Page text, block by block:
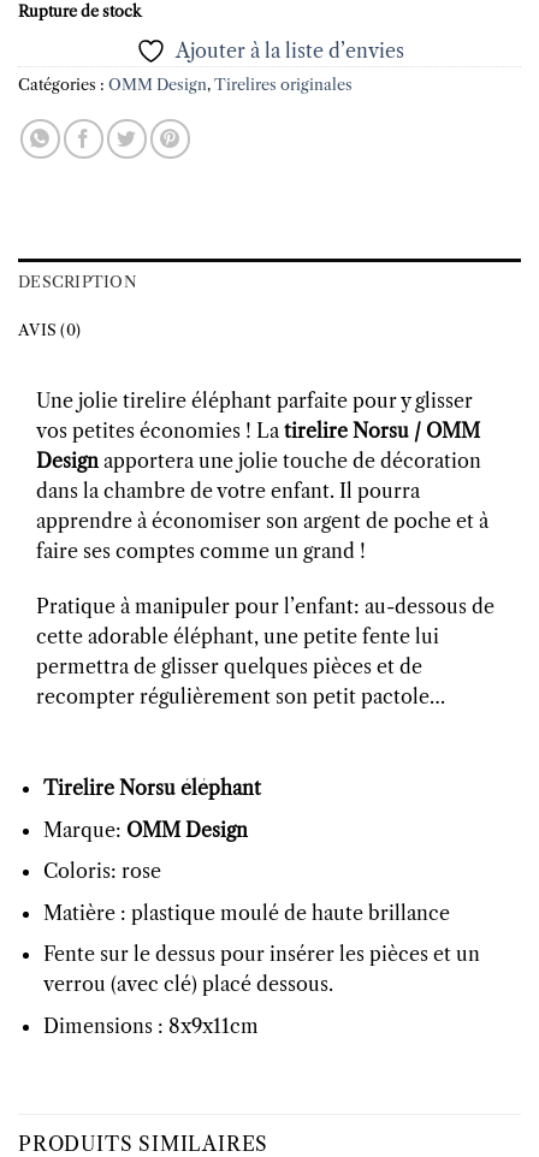
Rupture de stock
Ajouter à la liste d’envies
Catégories : OMM Design, Tirelires originales
DESCRIPTION
AVIS (0)
Une jolie tirelire éléphant parfaite pour y glisser
vos petites économies ! La tirelire Norsu / OMM
Design apportera une jolie touche de décoration
dans la chambre de votre enfant. Il pourra
apprendre à économiser son argent de poche et à
faire ses comptes comme un grand !
Pratique à manipuler pour l’enfant: au-dessous de
cette adorable éléphant, une petite fente lui
permettra de glisser quelques pièces et de
recompter régulièrement son petit pactole…
Tirelire Norsu éléphant
Marque: OMM Design
Coloris: rose
Matière : plastique moulé de haute brillance
Fente sur le dessus pour insérer les pièces et un
verrou (avec clé) placé dessous.
Dimensions : 8x9x11cm
PRODUITS SIMILAIRES